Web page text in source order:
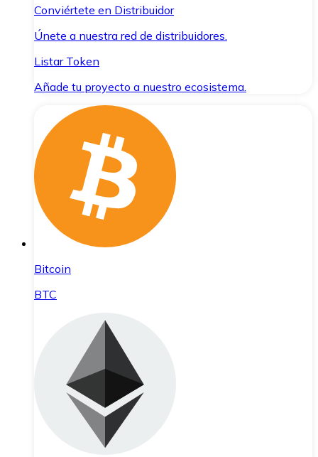
Conviértete en Distribuidor
Únete a nuestra red de distribuidores.
Listar Token
Añade tu proyecto a nuestro ecosistema.
Bitcoin
BTC